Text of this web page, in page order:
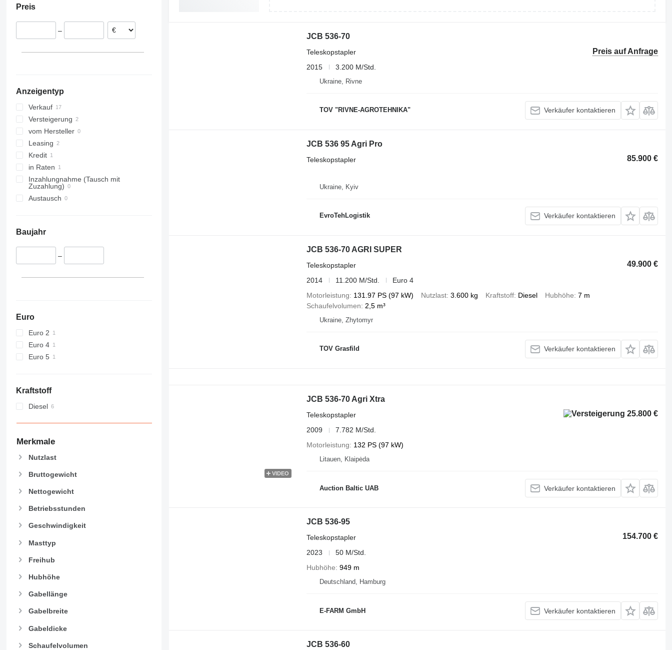
540-180
540-200
TLT
TLT30
Litauen
Vereinigtes Königreich
Preis
–
Anzeigentyp
Verkauf
Versteigerung
vom Hersteller
Leasing
Kredit
in Raten
Inzahlungnahme (Tausch mit
Zuzahlung)
Austausch
Baujahr
–
Euro
Euro 2
Euro 4
Euro 5
Kraftstoff
Diesel
Merkmale
Nutzlast
Bruttogewicht
Nettogewicht
Betriebsstunden
Geschwindigkeit
Masttyp
Freihub
Hubhöhe
Gabellänge
Gabelbreite
Gabeldicke
Schaufelvolumen
JCB 536-70
Preis auf Anfrage
Teleskopstapler
2015
3.200 M/Std.
Ukraine, Rivne
TOV "RIVNE-AGROTEHNIKA" Verkäufer kontaktieren
JCB 536 95 Agri Pro
85.900 €
Teleskopstapler
Ukraine, Kyiv
EvroTehLogistik Verkäufer kontaktieren
JCB 536-70 AGRI SUPER
49.900 €
Teleskopstapler
2014
11.200 M/Std.
Euro 4
Motorleistung
131.97 PS (97 kW) Nutzlast 3.600 kg Kraftstoff Diesel Hubhöhe 7 m
Schaufelvolumen
2,5 m³
Ukraine, Zhytomyr
TOV Grasfild Verkäufer kontaktieren
VIDEO
JCB 536-70 Agri Xtra
25.800 €
Teleskopstapler
2009
7.782 M/Std.
Motorleistung
132 PS (97 kW)
Litauen, Klaipėda
Auction Baltic UAB Verkäufer kontaktieren
JCB 536-95
154.700 €
Teleskopstapler
2023
50 M/Std.
Hubhöhe 949 m
Deutschland, Hamburg
E-FARM GmbH Verkäufer kontaktieren
JCB 536-60